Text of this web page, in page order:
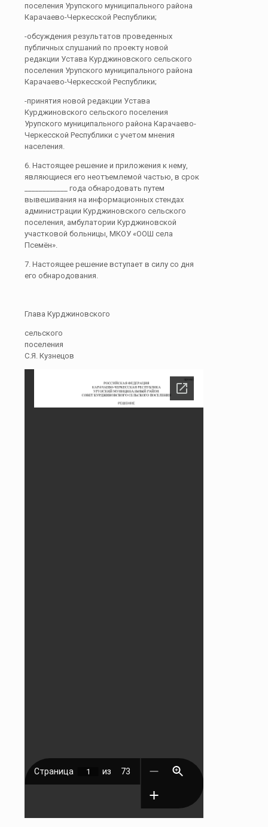
поселения Урупского муниципального района
Карачаево-Черкесской Республики;
-обсуждения результатов проведенных
публичных слушаний по проекту новой
редакции Устава Курджиновского сельского
поселения Урупского муниципального района
Карачаево-Черкесской Республики;
-принятия новой редакции Устава
Курджиновского сельского поселения
Урупского муниципального района Карачаево-
Черкесской Республики с учетом мнения
населения.
6. Настоящее решение и приложения к нему,
являющиеся его неотъемлемой частью, в срок
____________ года обнародовать путем
вывешивания на информационных стендах
администрации Курджиновского сельского
поселения, амбулатории Курджиновской
участковой больницы, МКОУ «ООШ села
Псемён».
7. Настоящее решение вступает в силу со дня
его обнародования.
Глава Курджиновского
сельского
поселения
С.Я. Кузнецов